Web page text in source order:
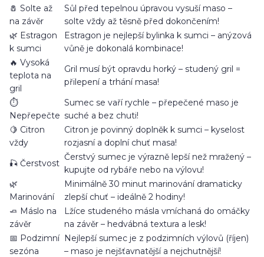
🧂 Solte až
na závěr
Sůl před tepelnou úpravou vysuší maso –
solte vždy až těsně před dokončením!
🌿 Estragon
k sumci
Estragon je nejlepší bylinka k sumci – anýzová
vůně je dokonalá kombinace!
🔥 Vysoká
teplota na
gril
Gril musí být opravdu horký – studený gril =
přilepení a trhání masa!
⏱️
Nepřepečte
Sumec se vaří rychle – přepečené maso je
suché a bez chuti!
🍋 Citron
vždy
Citron je povinný doplněk k sumci – kyselost
rozjasní a doplní chuť masa!
🎣 Čerstvost
Čerstvý sumec je výrazně lepší než mražený –
kupujte od rybáře nebo na výlovu!
🌿
Marinování
Minimálně 30 minut marinování dramaticky
zlepší chuť – ideálně 2 hodiny!
🧈 Máslo na
závěr
Lžíce studeného másla vmíchaná do omáčky
na závěr – hedvábná textura a lesk!
📅 Podzimní
sezóna
Nejlepší sumec je z podzimních výlovů (říjen)
– maso je nejšťavnatější a nejchutnější!